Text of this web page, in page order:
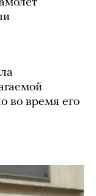
во время его